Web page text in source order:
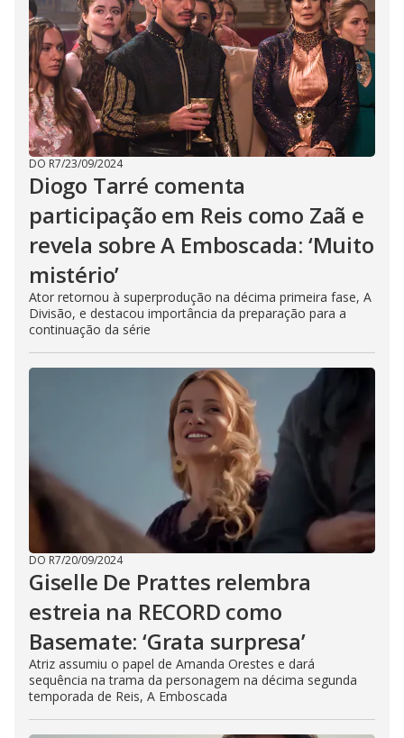
DO R7/23/09/2024
Diogo Tarré comenta
participação em Reis como Zaã e
revela sobre A Emboscada: ‘Muito
mistério’
Ator retornou à superprodução na décima primeira fase, A
Divisão, e destacou importância da preparação para a
continuação da série
DO R7/20/09/2024
Giselle De Prattes relembra
estreia na RECORD como
Basemate: ‘Grata surpresa’
Atriz assumiu o papel de Amanda Orestes e dará
sequência na trama da personagem na décima segunda
temporada de Reis, A Emboscada